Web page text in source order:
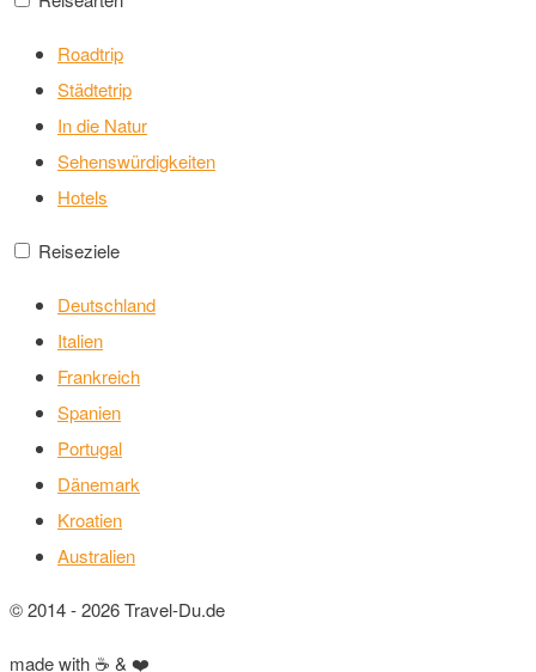
Roadtrip
Städtetrip
In die Natur
Sehenswürdigkeiten
Hotels
Reiseziele
Deutschland
Italien
Frankreich
Spanien
Portugal
Dänemark
Kroatien
Australien
© 2014 - 2026 Travel-Du.de
made with ☕ & ❤️